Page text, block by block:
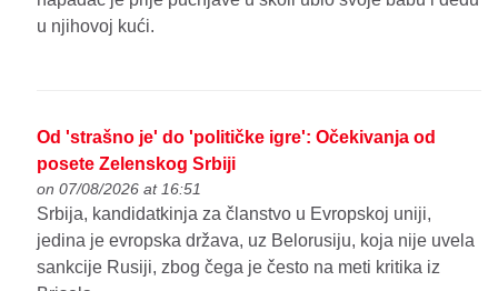
u njihovoj kući.
Od 'strašno je' do 'političke igre': Očekivanja od
posete Zelenskog Srbiji
on 07/08/2026 at 16:51
Srbija, kandidatkinja za članstvo u Evropskoj uniji,
jedina je evropska država, uz Belorusiju, koja nije uvela
sankcije Rusiji, zbog čega je često na meti kritika iz